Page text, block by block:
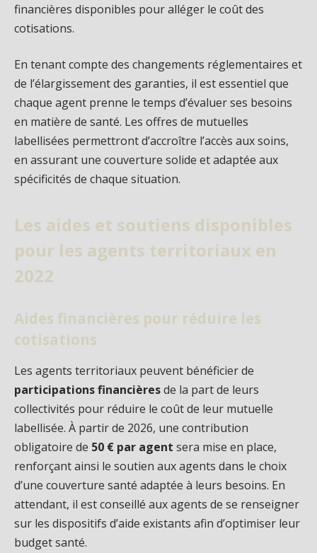
financières disponibles pour alléger le coût des
cotisations.
En tenant compte des changements réglementaires et
de l’élargissement des garanties, il est essentiel que
chaque agent prenne le temps d’évaluer ses besoins
en matière de santé. Les offres de mutuelles
labellisées permettront d’accroître l’accès aux soins,
en assurant une couverture solide et adaptée aux
spécificités de chaque situation.
Les aides et soutiens disponibles
pour les agents territoriaux en
2022
Aides financières pour réduire les
cotisations
Les agents territoriaux peuvent bénéficier de
participations financièresde la part de leurs
collectivités pour réduire le coût de leur mutuelle
labellisée. À partir de 2026, une contribution
obligatoire de 50 € par agent sera mise en place,
renforçant ainsi le soutien aux agents dans le choix
d’une couverture santé adaptée à leurs besoins. En
attendant, il est conseillé aux agents de se renseigner
sur les dispositifs d’aide existants afin d’optimiser leur
budget santé.